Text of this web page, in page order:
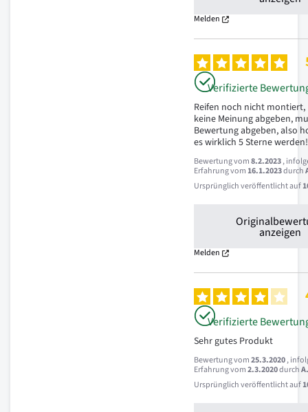
Melden
Verifizierte
Reifen noch nicht
keine Meinung abgeben,
Bewertung abgeben, also
es wirklich 5 Sterne werden!
Bewertung vom8.2.2023,
Erfahrung vom16.1.2023durch
Ursprünglich veröffentlicht auf
anzeigen
Melden
Verifizierte
Sehr gutes Produkt
Bewertung vom25.3.2020,
Erfahrung vom2.3.2020durch
Ursprünglich veröffentlicht auf